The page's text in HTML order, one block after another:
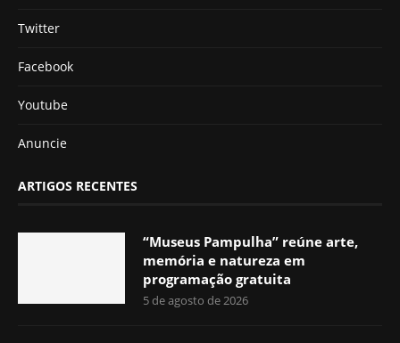
Twitter
Facebook
Youtube
Anuncie
ARTIGOS RECENTES
“Museus Pampulha” reúne arte,
memória e natureza em
programação gratuita
5 de agosto de 2026